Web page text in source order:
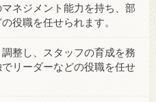
ネジメント能力を持ち、部
役職を任せられます。
整し、スタッフの育成を務
リーダーなどの役職を任せ